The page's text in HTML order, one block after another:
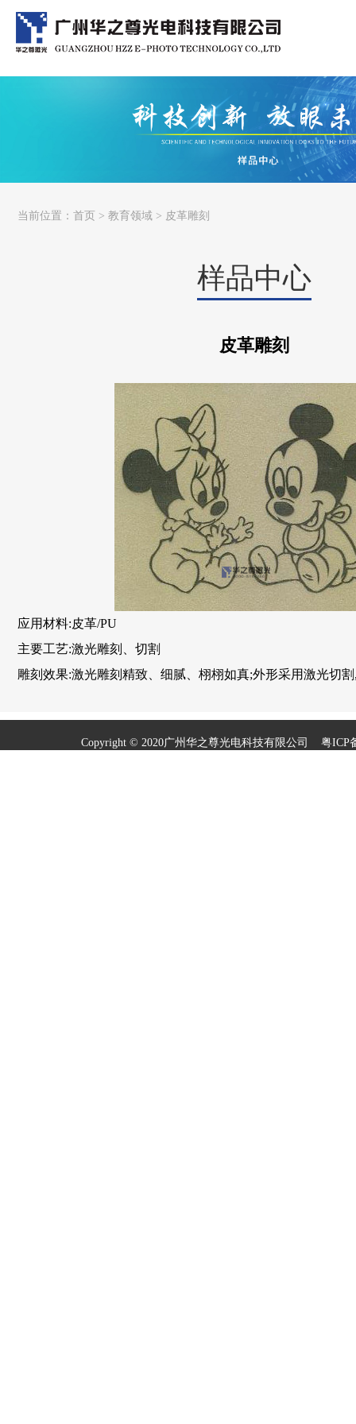
当前位置：首页 >教育领域 > 皮革雕刻
样品中心
皮革雕刻
应用材料:皮革/PU
主要工艺:激光雕刻、切割
雕刻效果:激光雕刻精致、细腻、栩栩如真;外形采用激光切
Copyright © 2020广州华之尊光电科技有限公司 粤ICP